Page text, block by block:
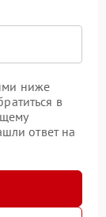
ниже
в
ответ на